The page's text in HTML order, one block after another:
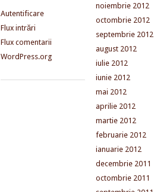
Autentificare
Flux intrări
Flux comentarii
WordPress.org
noiembrie 2012
octombrie 2012
septembrie 2012
august 2012
iulie 2012
iunie 2012
mai 2012
aprilie 2012
martie 2012
februarie 2012
ianuarie 2012
decembrie 2011
octombrie 2011